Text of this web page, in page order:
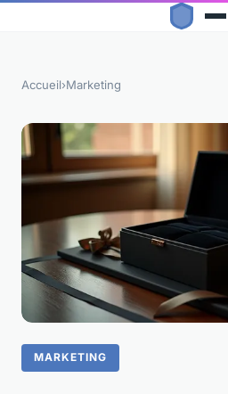
Accueil›Marketing
MARKETING